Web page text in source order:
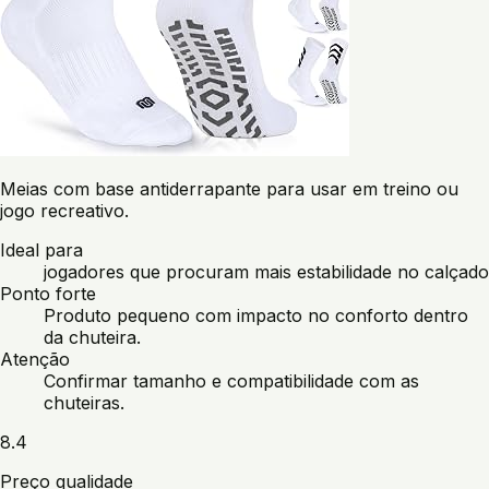
Meias com base antiderrapante para usar em treino ou
jogo recreativo.
Ideal para
jogadores que procuram mais estabilidade no calçado
Ponto forte
Produto pequeno com impacto no conforto dentro
da chuteira.
Atenção
Confirmar tamanho e compatibilidade com as
chuteiras.
8.4
Preço qualidade